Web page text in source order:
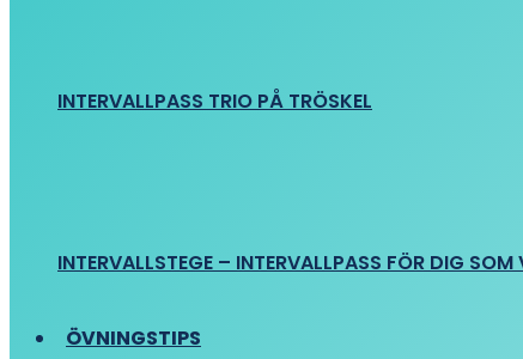
INTERVALLPASS TRIO PÅ TRÖSKEL
INTERVALLSTEGE – INTERVALLPASS FÖR DIG SOM
ÖVNINGSTIPS